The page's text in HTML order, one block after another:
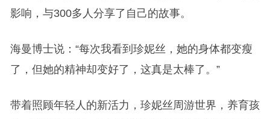
影响，与300多人分享了自己的故事。
海曼博士说：“每次我看到珍妮丝，她的身体都变瘦
了，但她的精神却变好了，这真是太棒了。”
带着照顾年轻人的新活力，珍妮丝周游世界，养育孩